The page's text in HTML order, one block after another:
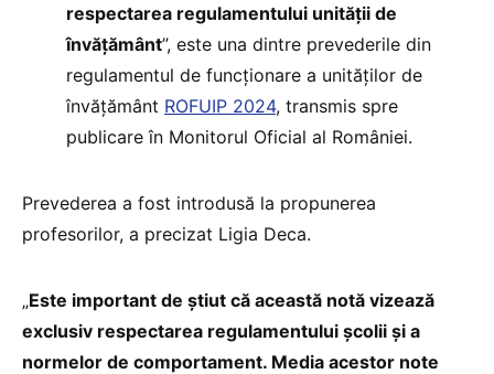
respectarea regulamentului unității de
învățământ”, este una dintre prevederile din
regulamentul de funcționare a unităților de
învățământ ROFUIP 2024, transmis spre
publicare în Monitorul Oficial al României.
Prevederea a fost introdusă la propunerea
profesorilor, a precizat Ligia Deca.
„Este important de știut că această notă vizează
exclusiv respectarea regulamentului școlii și a
normelor de comportament. Media acestor note